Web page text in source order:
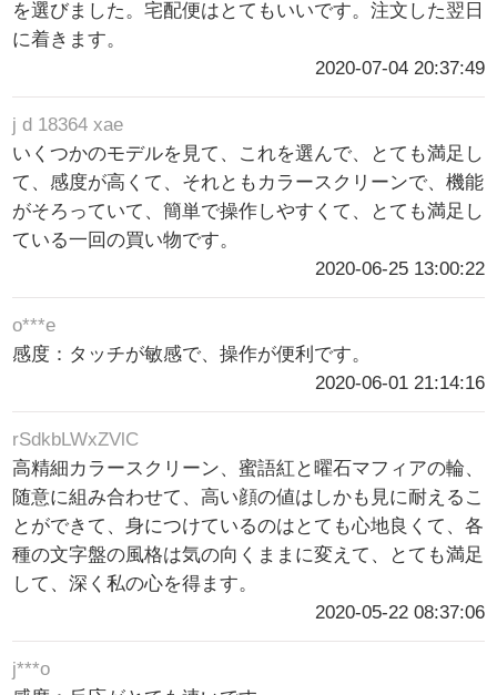
を選びました。宅配便はとてもいいです。注文した翌日
に着きます。
2020-07-04 20:37:49
j d 18364 xae
いくつかのモデルを見て、これを選んで、とても満足し
て、感度が高くて、それともカラースクリーンで、機能
がそろっていて、簡単で操作しやすくて、とても満足し
ている一回の買い物です。
2020-06-25 13:00:22
o***e
感度：タッチが敏感で、操作が便利です。
2020-06-01 21:14:16
rSdkbLWxZVlC
高精細カラースクリーン、蜜語紅と曜石マフィアの輪、
随意に組み合わせて、高い顔の値はしかも見に耐えるこ
とができて、身につけているのはとても心地良くて、各
種の文字盤の風格は気の向くままに変えて、とても満足
して、深く私の心を得ます。
2020-05-22 08:37:06
j***o